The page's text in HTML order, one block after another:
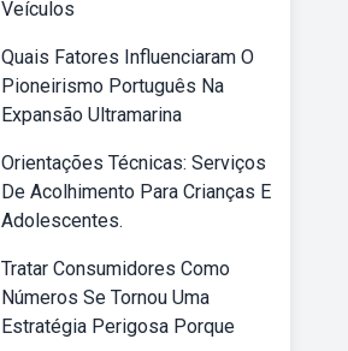
Veículos
Quais Fatores Influenciaram O
Pioneirismo Português Na
Expansão Ultramarina
Orientações Técnicas: Serviços
De Acolhimento Para Crianças E
Adolescentes.
Tratar Consumidores Como
Números Se Tornou Uma
Estratégia Perigosa Porque